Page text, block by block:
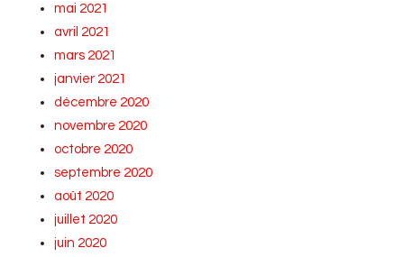
mai 2021
avril 2021
mars 2021
janvier 2021
décembre 2020
novembre 2020
octobre 2020
septembre 2020
août 2020
juillet 2020
juin 2020